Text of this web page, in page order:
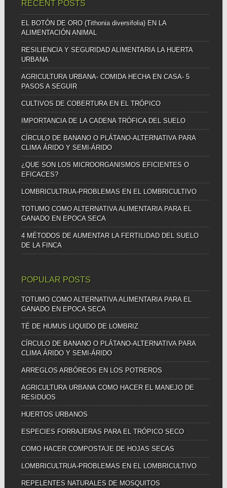
RECENT POSTS
EL BOTÓN DE ORO (Tithonia diversifolia) EN LA
ALIMENTACIÓN ANIMAL
RESILIENCIA Y SEGURIDAD ALIMENTARIA LA HUERTA
URBANA
AGRICULTURA URBANA- COMIDA HECHA EN CASA- 5
PASOS A SEGUIR
CULTIVOS DE COBERTURA EN EL TRÓPICO
IMPORTANCIA DE LA CADENA TRÓFICA DEL SUELO
CÍRCULO DE BANANO O PLÁTANO-ALTERNATIVA PARA
CLIMA ÁRIDO Y SEMI-ÁRIDO
¿QUE SON LOS MICROORGANISMOS EFICIENTES O
EFICACES?
LOMBRICULTRUA-PROBLEMAS EN EL LOMBRICULTIVO
TOTUMO COMO ALTERNATIVA ALIMENTARIA PARA EL
GANADO EN EPOCA SECA
4 MÉTODOS DE AUMENTAR LA FERTILIDAD DEL SUELO
DE LA FINCA
POPULAR POSTS
TOTUMO COMO ALTERNATIVA ALIMENTARIA PARA EL
GANADO EN EPOCA SECA
TÉ DE HUMUS LIQUIDO DE LOMBRIZ
CÍRCULO DE BANANO O PLÁTANO-ALTERNATIVA PARA
CLIMA ÁRIDO Y SEMI-ÁRIDO
ARREGLOS ARBÓREOS EN LOS POTREROS
AGRICULTURA URBANA COMO HACER EL MANEJO DE
RESIDUOS
HUERTOS URBANOS
ESPECIES FORRAJERAS PARA EL TRÓPICO SECO
COMO HACER COMPOSTAJE DE HOJAS SECAS
LOMBRICULTRUA-PROBLEMAS EN EL LOMBRICULTIVO
REPELENTES NATURALES DE MOSQUITOS